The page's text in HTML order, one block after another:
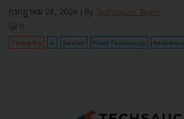
กรกฎาคม 28, 2026 | By Techsauce Team
0
Tech & Biz ai Geotab Fleet Technology fleet-